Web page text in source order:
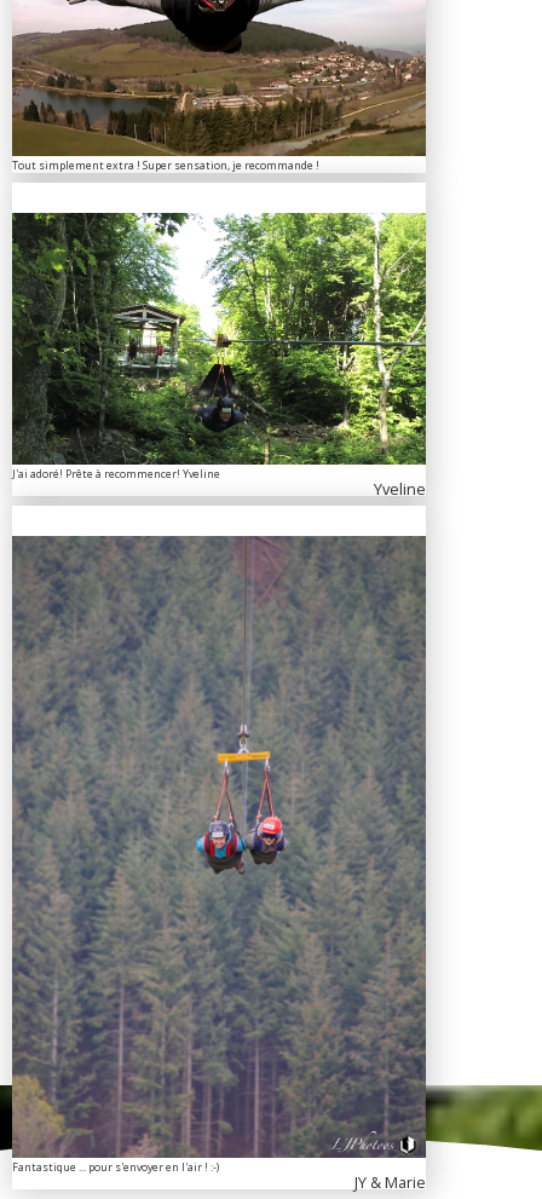
Tout simplement extra ! Super sensation, je recommande !
J'ai adoré! Prête à recommencer! Yveline
Yveline
Fantastique ... pour s'envoyer en l'air ! :-)
JY & Marie